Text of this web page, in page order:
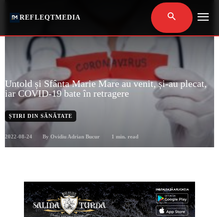
REFLEQTMEDIA
Untold și Sfânta Marie Mare au venit, și-au plecat,
iar COVID-19 bate în retragere
ȘTIRI DIN SĂNĂTATE
2022-08-24 By Ovidiu Adrian Bucur 1 min. read